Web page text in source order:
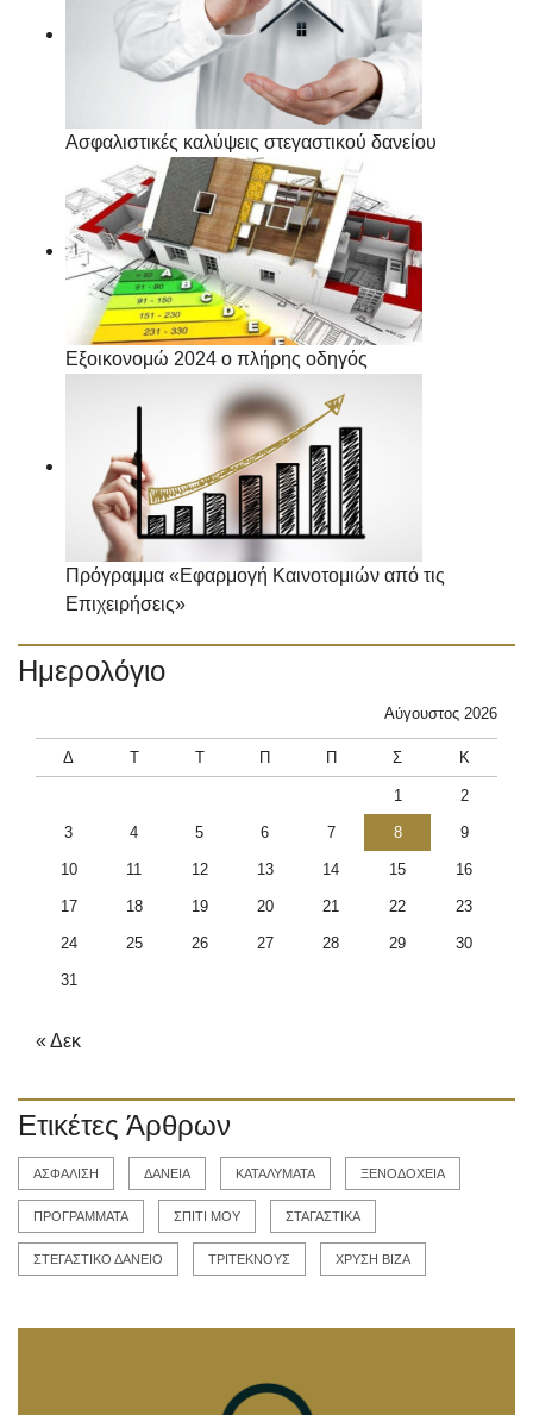
Ασφαλιστικές καλύψεις στεγαστικού δανείου
Εξοικονομώ 2024 ο πλήρης οδηγός
Πρόγραμμα «Εφαρμογή Καινοτομιών από τις
Επιχειρήσεις»
Ημερολόγιο
Αύγουστος 2026
Δ Τ Τ Π Π Σ Κ
1 2
3 4 5 6 7 8 9
10 11 12 13 14 15 16
17 18 19 20 21 22 23
24 25 26 27 28 29 30
31
« Δεκ
Ετικέτες Άρθρων
ΑΣΦΑΛΙΣΗ ΔΑΝΕΙΑ ΚΑΤΑΛΥΜΑΤΑ ΞΕΝΟΔΟΧΕΙΑ
ΠΡΟΓΡΑΜΜΑΤΑ ΣΠΙΤΙ ΜΟΥ ΣΤΑΓΑΣΤΙΚΑ
ΣΤΕΓΑΣΤΙΚΟ ΔΑΝΕΙΟ ΤΡΙΤΕΚΝΟΥΣ ΧΡΥΣΗ ΒΙΖΑ